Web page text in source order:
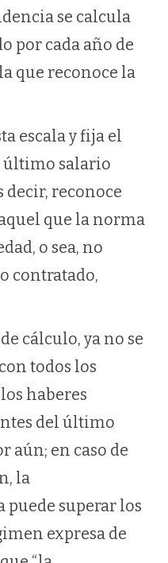
se calcula
por cada año de
que reconoce la
escala y fija el
último salario
decir, reconoce
que la norma
o sea, no
contratado,
cálculo, ya no se
todos los
haberes
del último
aún; en caso de
la
superar los
expresa de